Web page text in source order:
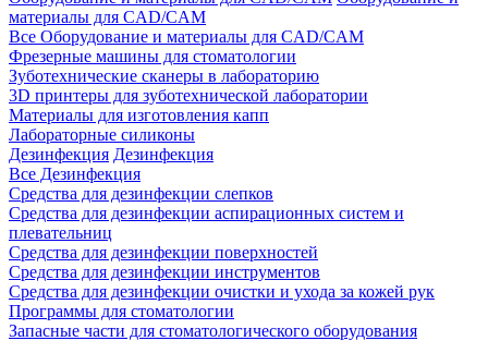
материалы для CAD/CAM
Все Оборудование и материалы для CAD/CAM
Фрезерные машины для стоматологии
Зуботехнические сканеры в лабораторию
3D принтеры для зуботехнической лаборатории
Материалы для изготовления капп
Лабораторные силиконы
Дезинфекция Дезинфекция
Все Дезинфекция
Средства для дезинфекции слепков
Средства для дезинфекции аспирационных систем и
плевательниц
Средства для дезинфекции поверхностей
Средства для дезинфекции инструментов
Средства для дезинфекции очистки и ухода за кожей рук
Программы для стоматологии
Запасные части для стоматологического оборудования